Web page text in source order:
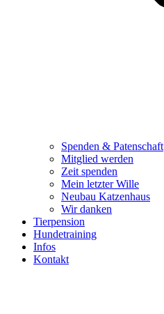
Spenden & Patenschaft
Mitglied werden
Zeit spenden
Mein letzter Wille
Neubau Katzenhaus
Wir danken
Tierpension
Hundetraining
Infos
Kontakt